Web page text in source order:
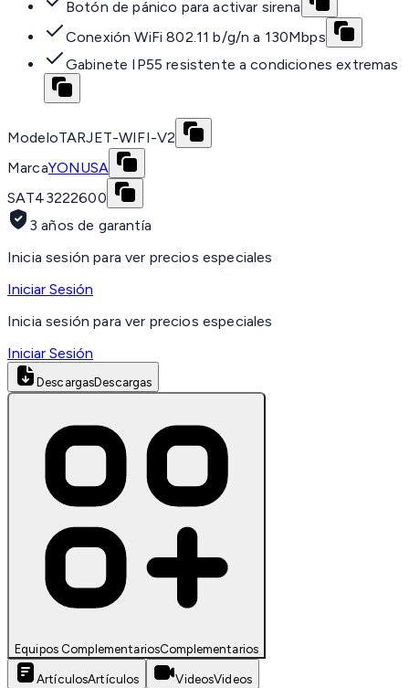
Botón de pánico para activar sirena
Conexión WiFi 802.11 b/g/n a 130Mbps
Gabinete IP55 resistente a condiciones extremas
ModeloTARJET-WIFI-V2
MarcaYONUSA
SAT43222600
3 años de garantía
Inicia sesión para ver precios especiales
Iniciar Sesión
Inicia sesión para ver precios especiales
Iniciar Sesión
DescargasDescargas
Equipos ComplementariosComplementarios
ArtículosArtículos VideosVideos